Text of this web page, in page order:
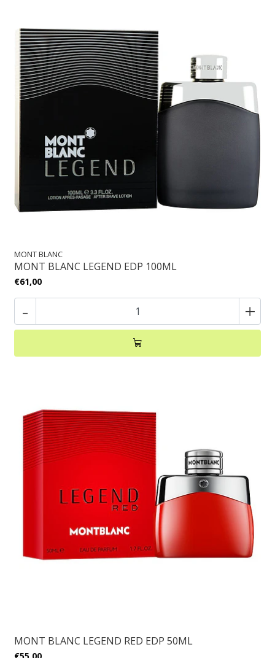
MONT BLANC
MONT BLANC LEGEND EDP 100ML
€61,00
- +
MONT BLANC LEGEND RED EDP 50ML